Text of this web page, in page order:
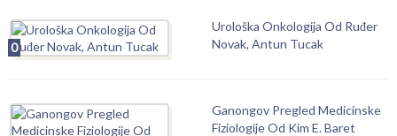
0
Urološka Onkologija Od Ruđer
Novak, Antun Tucak
Ganongov Pregled Medicinske
Fiziologije Od Kim E. Baret